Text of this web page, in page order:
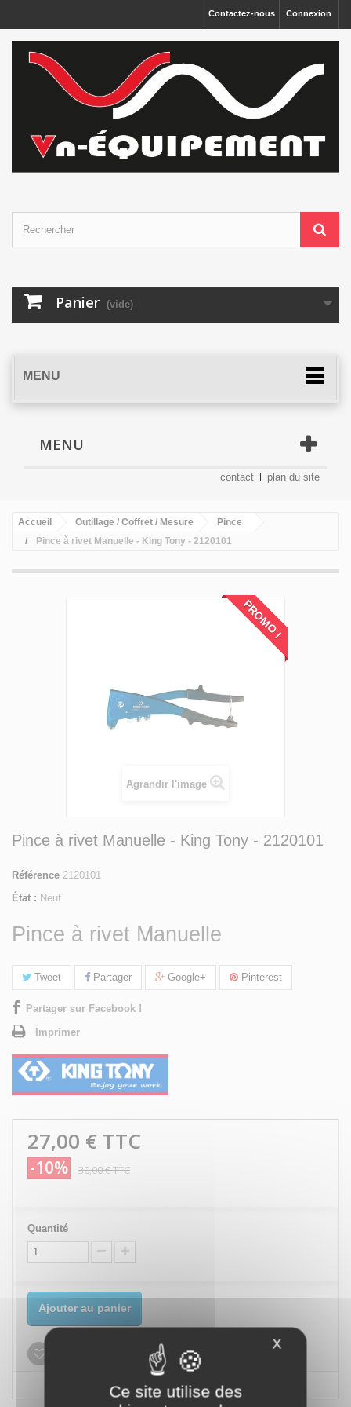
Ce site utilise des
X Masquer
Connexion
Contactez-nous
Panier (vide)
MENU
MENU
contact plan du site
Accueil Outillage / Coffret / Mesure
Pince
Pince à rivet Manuelle - King Tony - 2120101
PROMO !
Agrandir l'image
Pince à rivet Manuelle - King Tony - 2120101
Référence 2120101
État : Neuf
Pince à rivet Manuelle
Tweet Partager Google+ Pinterest
Partager sur Facebook !
Imprimer
27,00 € TTC
-10% 30,00 €TTC
Quantité
Ajouter au panier
Ajouter à ma liste d'envies